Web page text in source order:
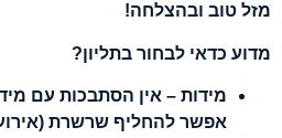
מזל טוב ובהצלחה!
מדוע כדאי לבחור בתליון?
מידות – אין הסתבכות עם
אפשר להחליף שרשרת (אירוע